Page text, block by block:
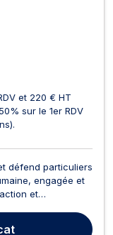
et 220 € HT
sur le 1er RDV
défend particuliers
engagée et
et
…), actions